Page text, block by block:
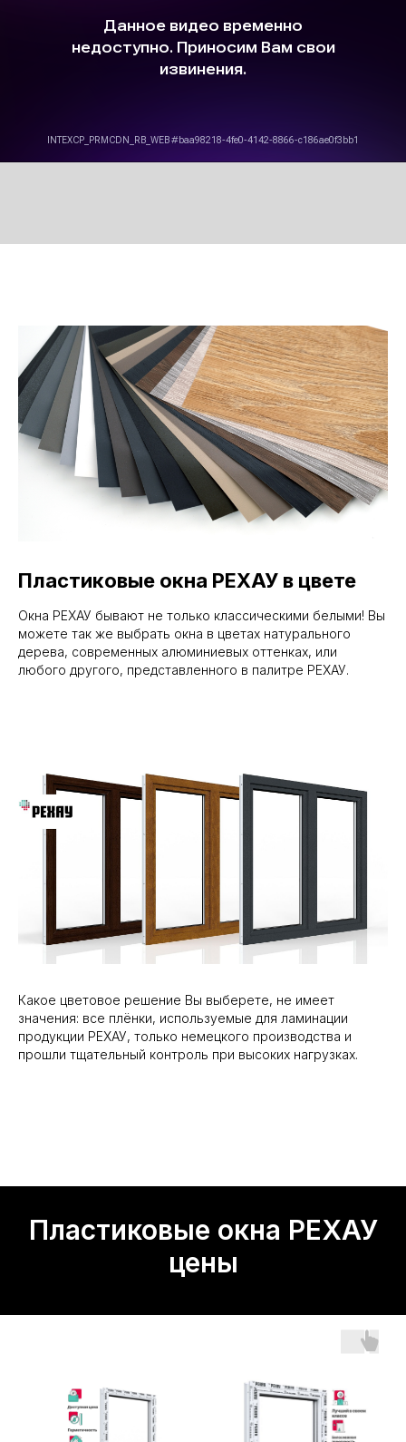
Пластиковые окна РЕХАУ в цвете
Окна РЕХАУ бывают не только классическими белыми! Вы
можете так же выбрать окна в цветах натурального
дерева, современных алюминиевых оттенках, или
любого другого, представленного в палитре РЕХАУ.
Какое цветовое решение Вы выберете, не имеет
значения: все плёнки, используемые для ламинации
продукции РЕХАУ, только немецкого производства и
прошли тщательный контроль при высоких нагрузках.
Пластиковые окна РЕХАУ
цены